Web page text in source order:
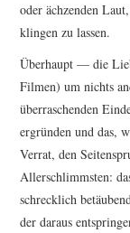
oder ächzenden
klingen zu lassen.
Überhaupt — die
Filmen) um nichts
überraschenden
ergründen und das,
Verrat, den
Allerschlimmsten:
schrecklich
der daraus